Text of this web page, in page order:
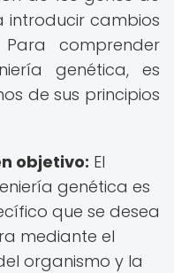
introducir cambios
comprender
genética, es
de sus principios
objetivo: El
genética es
que se desea
mediante el
organismo y la